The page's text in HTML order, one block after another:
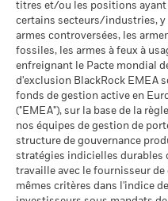
investissement est effectué
utilisée dans le calcul des
Blackrock
dans des situations de
Classification mondiale des
fonds selon Lipper
au 17/juil./2026
Moyenne pondérée de
l'intensité carbone MSCI
(tonnes de CO2e/M$ de
ventes)
au 17/juil./2026
% des avoirs à l'égard
desquels des données ESG
au 17/juil./2026
au 30/juin/2026
MSCI - Sables bitumineux
au 30/juin/2026
Données sur la
participation aux secteurs
d'activité
au 30/juin/2026
Pourcentage des avoirs du
fonds à l'égard desquels
BlackRock
-
BlackRock
Addendum
Sustainability
AG (en)
titres et/ou les positions
certains secteurs/industries, y
armes controversées, les
fossiles, les armes à feux à
enfreignant le Pacte mondial
d'exclusion BlackRock EMEA
fonds de gestion active en
("EMEA"), sur la base de la
nos équipes de gestion de
structure de gouvernance
stratégies indicielles durables
travaille avec le fournisseur
mêmes critères dans l'indice